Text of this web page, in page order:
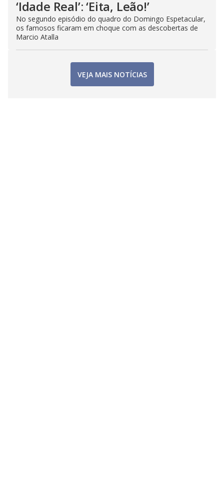
‘Idade Real’: ‘Eita, Leão!’
No segundo episódio do quadro do Domingo Espetacular,
os famosos ficaram em choque com as descobertas de
Marcio Atalla
VEJA MAIS NOTÍCIAS